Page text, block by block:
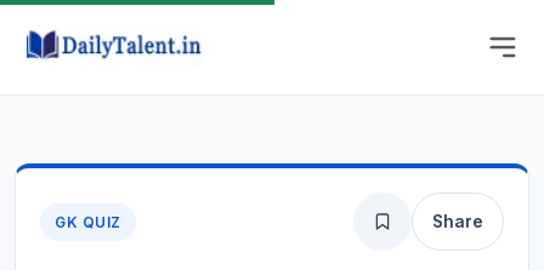
GK QUIZ Share